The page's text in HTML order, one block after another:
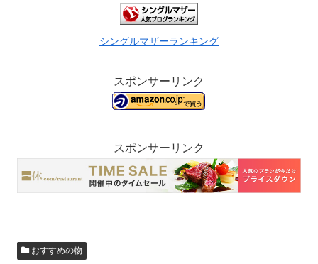
シングルマザーランキング
スポンサーリンク
スポンサーリンク
おすすめの物